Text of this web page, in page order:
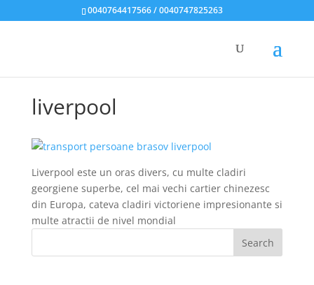
0040764417566 / 0040747825263
liverpool
Liverpool este un oras divers, cu multe cladiri
georgiene superbe, cel mai vechi cartier chinezesc
din Europa, cateva cladiri victoriene impresionante si
multe atractii de nivel mondial